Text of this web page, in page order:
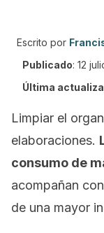
Escrito por
Publicado: 12
Última
Limpiar el
elaboraciones.
consumo de
acompañan
de una mayor